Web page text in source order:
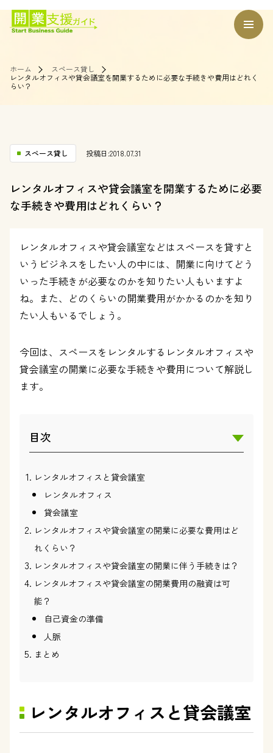
ホーム
スペース貸し
レンタルオフィスや貸会議室を開業するために必要な手続きや費用はどれく
らい？
スペース貸し 投稿日:2018.07.31
レンタルオフィスや貸会議室を開業するために必要
な手続きや費用はどれくらい？
レンタルオフィスや貸会議室などはスペースを貸すと
いうビジネスをしたい人の中には、開業に向けてどう
いった手続きが必要なのかを知りたい人もいますよ
ね。また、どのくらいの開業費用がかかるのかを知り
たい人もいるでしょう。
今回は、スペースをレンタルするレンタルオフィスや
貸会議室の開業に必要な手続きや費用について解説し
ます。
目次
レンタルオフィスと貸会議室
レンタルオフィス
貸会議室
レンタルオフィスや貸会議室の開業に必要な費用はど
れくらい？
レンタルオフィスや貸会議室の開業に伴う手続きは？
レンタルオフィスや貸会議室の開業費用の融資は可
能？
自己資金の準備
人脈
まとめ
レンタルオフィスと貸会議室